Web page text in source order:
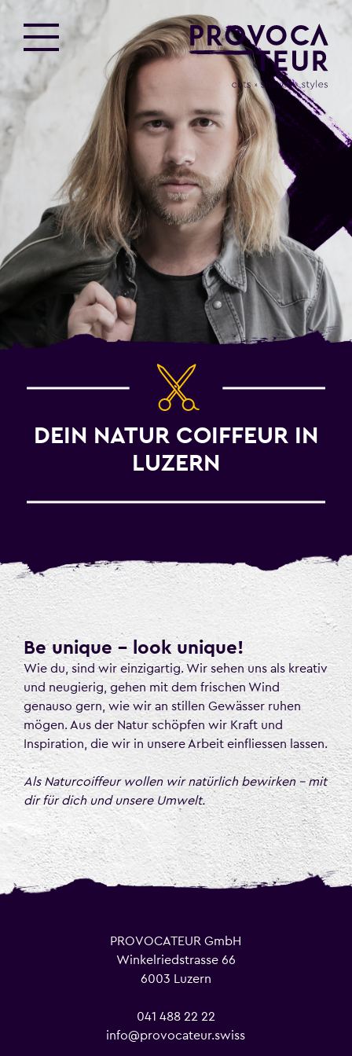
DEIN NATUR COIFFEUR IN
LUZERN
Be unique – look unique!
Wie du, sind wir einzigartig. Wir sehen uns als kreativ
und neugierig, gehen mit dem frischen Wind
genauso gern, wie wir an stillen Gewässer ruhen
mögen. Aus der Natur schöpfen wir Kraft und
Inspiration, die wir in unsere Arbeit einfliessen lassen.
Als Naturcoiffeur wollen wir natürlich bewirken – mit
dir für dich und unsere Umwelt.
PROVOCATEUR GmbH
Winkelriedstrasse 66
6003 Luzern
041 488 22 22
info@provocateur.swiss